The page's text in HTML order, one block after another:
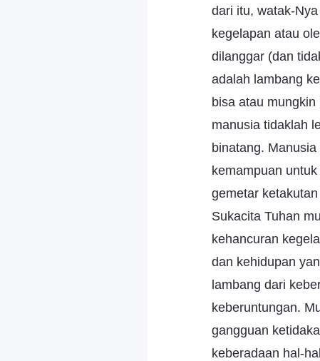
dari itu, watak-
kegelapan atau
dilanggar (dan
adalah lambang
bisa atau
manusia tidaklah
binatang.
kemampuan
gemetar
Sukacita Tuhan
kehancuran
dan kehidupan
lambang dari
keberuntungan.
gangguan
keberadaan hal-